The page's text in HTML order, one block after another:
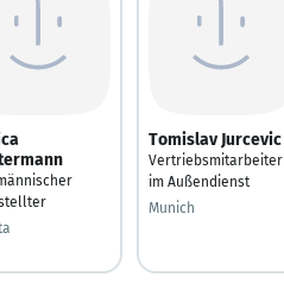
Tomislav Jurcevic
Vertriebsmitarbeiter
im Außendienst
Munich